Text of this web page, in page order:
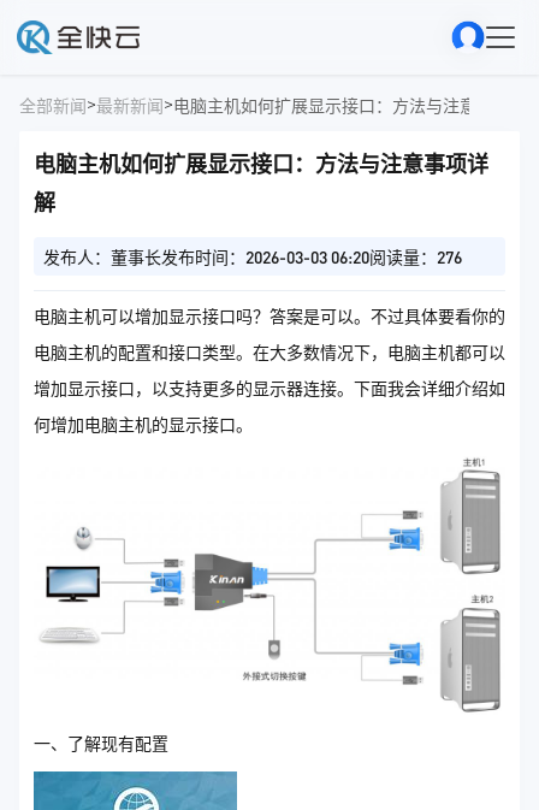
全部新闻>最新新闻>电脑主机如何扩展显示接口：方法与注意事项详
电脑主机如何扩展显示接口：方法与注意事项详
解
发布人：董事长发布时间：2026-03-03 06:20阅读量：276
电脑主机可以增加显示接口吗？答案是可以。不过具体要看你的
电脑主机的配置和接口类型。在大多数情况下，电脑主机都可以
增加显示接口，以支持更多的显示器连接。下面我会详细介绍如
何增加电脑主机的显示接口。
一、了解现有配置